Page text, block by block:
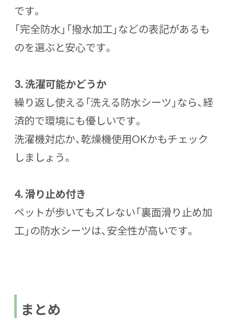
です。
「完全防水」「撥水加工」などの表記があるも
のを選ぶと安心です。
3.洗濯可能かどうか
繰り返し使える「洗える防水シーツ」なら、経
済的で環境にも優しいです。
洗濯機対応か、乾燥機使用OKかもチェック
しましょう。
4.滑り止め付き
ペットが歩いてもズレない「裏面滑り止め加
工」の防水シーツは、安全性が高いです。
まとめ